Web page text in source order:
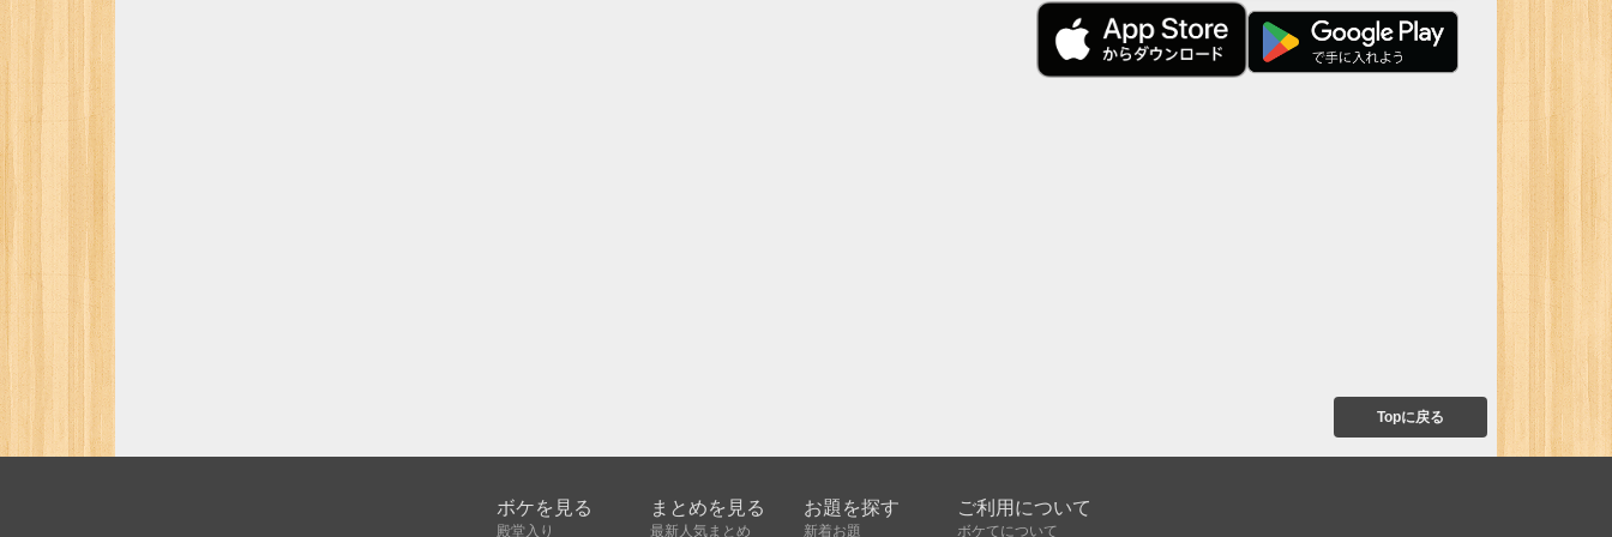
Topに戻る
ボケを見る
殿堂入り
まとめを見る
最新人気まとめ
お題を探す
新着お題
ご利用について
ボケてについて